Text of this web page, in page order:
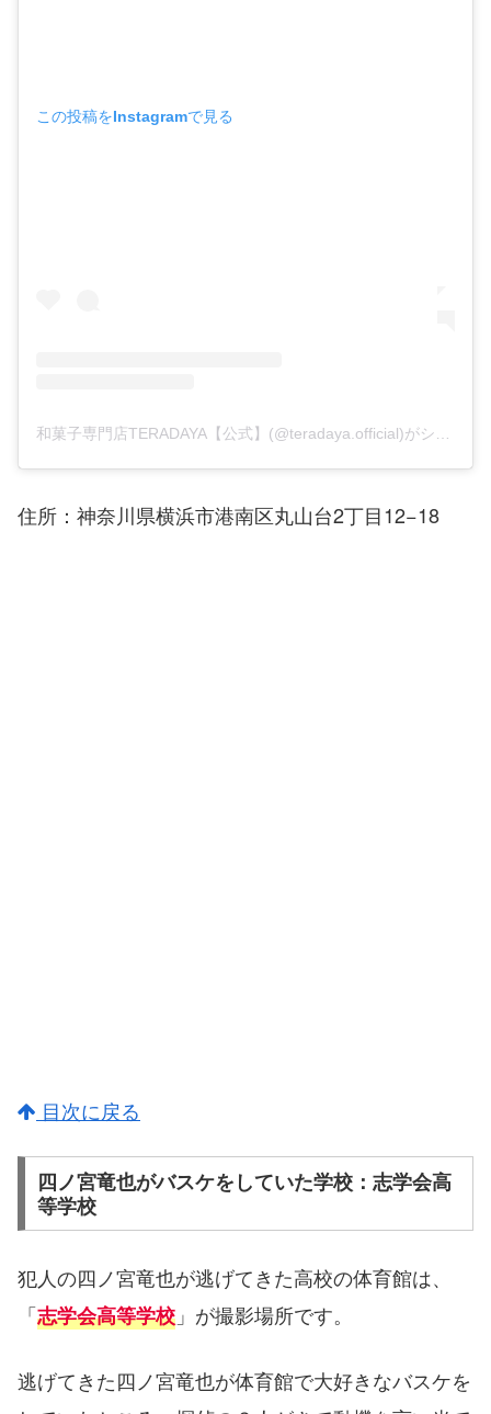
この投稿をInstagramで見る
住所：神奈川県横浜市港南区丸山台2丁目12−18
目次に戻る
四ノ宮竜也がバスケをしていた学校：志学会高
等学校
犯人の四ノ宮竜也が逃げてきた高校の体育館は、
「志学会高等学校 」が撮影場所です。
逃げてきた四ノ宮竜也が体育館で大好きなバスケを